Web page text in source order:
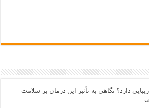
دارد؟ نگاهی به تأثیر این درمان بر سلامت